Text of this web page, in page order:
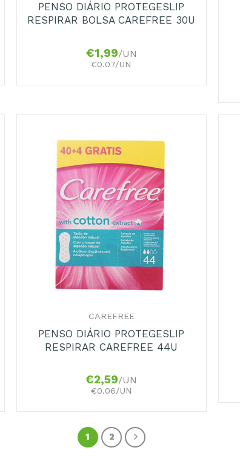
PENSO DIÁRIO PROTEGESLIP
RESPIRAR BOLSA CAREFREE 30U
€1,99/UN
€0.07/UN
CAREFREE
PENSO DIÁRIO PROTEGESLIP
RESPIRAR CAREFREE 44U
€2,59/UN
€0.06/UN
1 2